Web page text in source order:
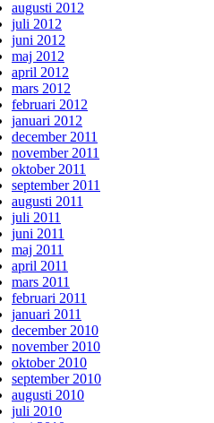
augusti 2012
juli 2012
juni 2012
maj 2012
april 2012
mars 2012
februari 2012
januari 2012
december 2011
november 2011
oktober 2011
september 2011
augusti 2011
juli 2011
juni 2011
maj 2011
april 2011
mars 2011
februari 2011
januari 2011
december 2010
november 2010
oktober 2010
september 2010
augusti 2010
juli 2010